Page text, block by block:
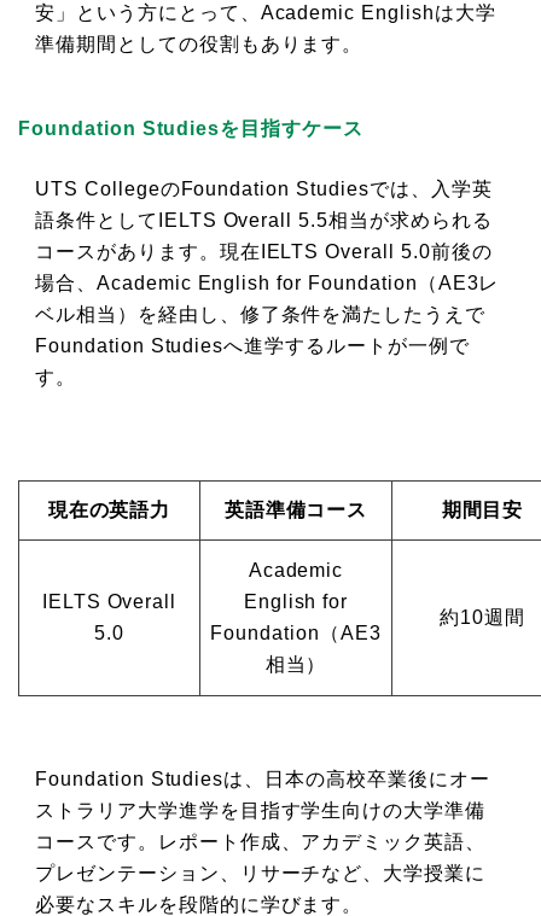
安」という方にとって、Academic Englishは大学
準備期間としての役割もあります。
Foundation Studiesを目指すケース
UTS CollegeのFoundation Studiesでは、入学英
語条件としてIELTS Overall 5.5相当が求められる
コースがあります。現在IELTS Overall 5.0前後の
場合、Academic English for Foundation（AE3レ
ベル相当）を経由し、修了条件を満たしたうえで
Foundation Studiesへ進学するルートが一例で
す。
現在の英語力 英語準備コース 期間目安
IELTS Overall
5.0
Academic
English for
Foundation（AE3
相当）
約10週間
Foundation Studiesは、日本の高校卒業後にオー
ストラリア大学進学を目指す学生向けの大学準備
コースです。レポート作成、アカデミック英語、
プレゼンテーション、リサーチなど、大学授業に
必要なスキルを段階的に学びます。